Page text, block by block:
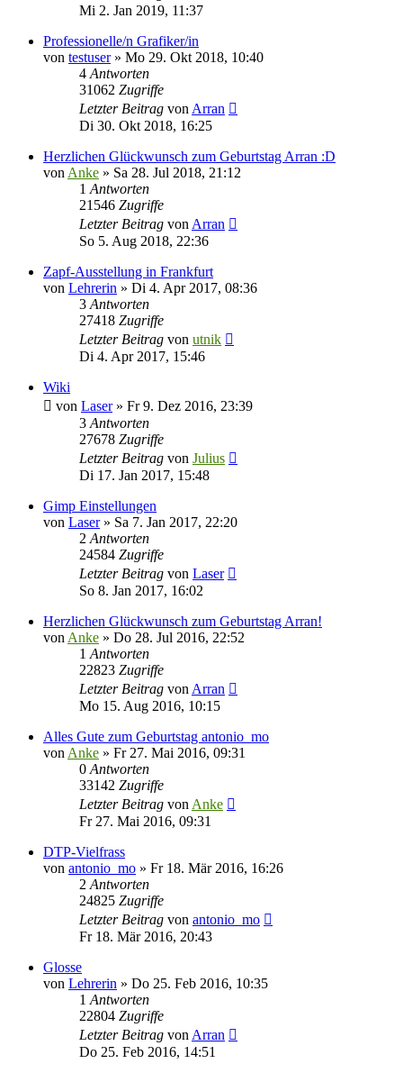
Mi 2. Jan 2019, 11:37
Professionelle/n Grafiker/in
von testuser» Mo 29. Okt 2018, 10:40
4 Antworten
31062 Zugriffe
Letzter Beitrag von Arran
Di 30. Okt 2018, 16:25
Herzlichen Glückwunsch zum Geburtstag Arran :D
von Anke » Sa 28. Jul 2018, 21:12
1 Antworten
21546 Zugriffe
Letzter Beitrag von Arran
So 5. Aug 2018, 22:36
Zapf-Ausstellung in Frankfurt
von Lehrerin » Di 4. Apr 2017, 08:36
3 Antworten
27418 Zugriffe
Letzter Beitrag von utnik
Di 4. Apr 2017, 15:46
Wiki
von Laser» Fr 9. Dez 2016, 23:39
3 Antworten
27678 Zugriffe
Letzter Beitrag von Julius
Di 17. Jan 2017, 15:48
Gimp Einstellungen
von Laser» Sa 7. Jan 2017, 22:20
2 Antworten
24584 Zugriffe
Letzter Beitrag von Laser
So 8. Jan 2017, 16:02
Herzlichen Glückwunsch zum Geburtstag Arran!
von Anke » Do 28. Jul 2016, 22:52
1 Antworten
22823 Zugriffe
Letzter Beitrag von Arran
Mo 15. Aug 2016, 10:15
Alles Gute zum Geburtstag antonio_mo
von Anke » Fr 27. Mai 2016, 09:31
0 Antworten
33142 Zugriffe
Letzter Beitrag von Anke
Fr 27. Mai 2016, 09:31
DTP-Vielfrass
von antonio_mo » Fr 18. Mär 2016, 16:26
2 Antworten
24825 Zugriffe
Letzter Beitrag von antonio_mo
Fr 18. Mär 2016, 20:43
Glosse
von Lehrerin » Do 25. Feb 2016, 10:35
1 Antworten
22804 Zugriffe
Letzter Beitrag von Arran
Do 25. Feb 2016, 14:51